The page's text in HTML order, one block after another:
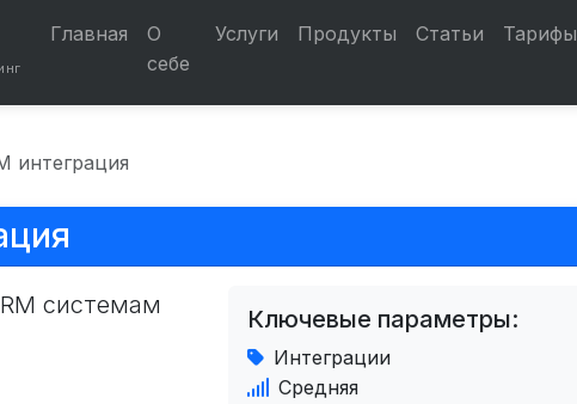
Главная
О
себе
Услуги Продукты Статьи Тарифы
интеграция
системам Ключевые параметры:
Интеграции
Средняя